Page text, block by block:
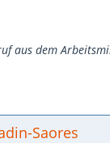
aus dem
Saores